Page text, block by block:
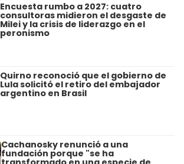
Encuesta rumbo a 2027: cuatro
consultoras midieron el desgaste de
Milei y la crisis de liderazgo en el
peronismo
Quirno reconoció que el gobierno de
Lula solicitó el retiro del embajador
argentino en Brasil
Cachanosky renunció a una
fundación porque "se ha